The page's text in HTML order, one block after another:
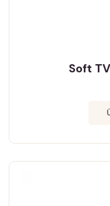
Soft